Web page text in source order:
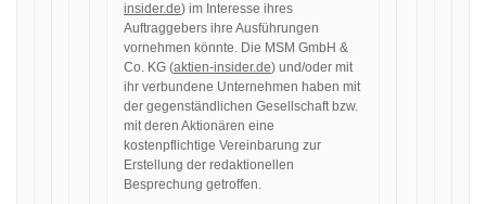
insider.de) im Interesse ihres
Auftraggebers ihre Ausführungen
vornehmen könnte. Die MSM GmbH &
Co. KG (aktien-insider.de) und/oder mit
ihr verbundene Unternehmen haben mit
der gegenständlichen Gesellschaft bzw.
mit deren Aktionären eine
kostenpflichtige Vereinbarung zur
Erstellung der redaktionellen
Besprechung getroffen.